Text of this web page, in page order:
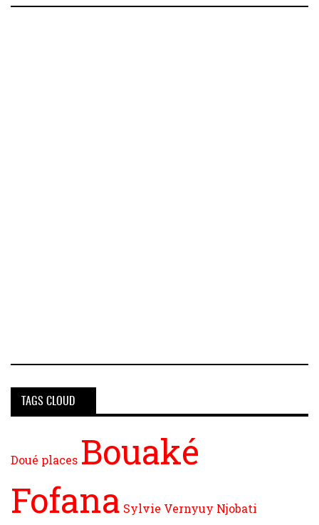
TAGS CLOUD
Doué places Bouaké
Fofana Sylvie Vernyuy Njobati